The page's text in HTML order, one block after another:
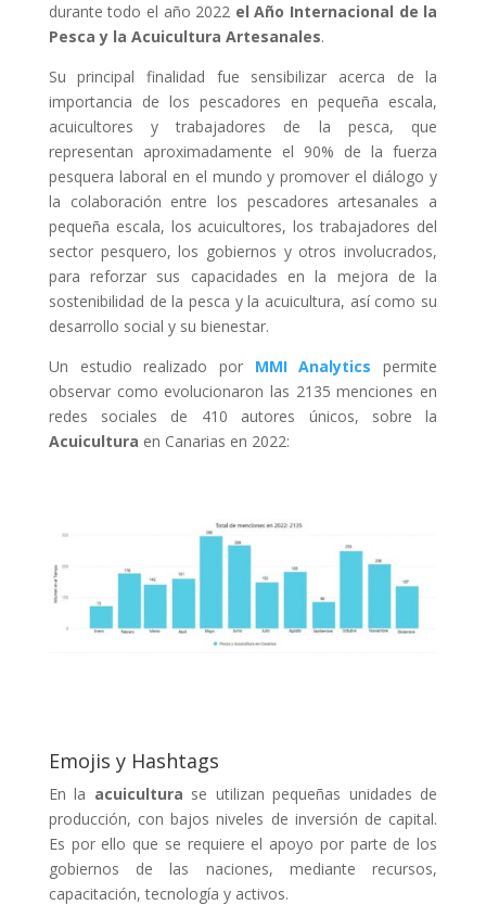
durante todo el año 2022 el Año Internacional de la
Pesca y la Acuicultura Artesanales.
Su principal finalidad fue sensibilizar acerca de la
importancia de los pescadores en pequeña escala,
acuicultores y trabajadores de la pesca, que
representan aproximadamente el 90% de la fuerza
pesquera laboral en el mundo y promover el diálogo y
la colaboración entre los pescadores artesanales a
pequeña escala, los acuicultores, los trabajadores del
sector pesquero, los gobiernos y otros involucrados,
para reforzar sus capacidades en la mejora de la
sostenibilidad de la pesca y la acuicultura, así como su
desarrollo social y su bienestar.
Un estudio realizado por MMI Analytics permite
observar como evolucionaron las 2135 menciones en
redes sociales de 410 autores únicos, sobre la
Acuicultura en Canarias en 2022:
Emojis y Hashtags
En la acuicultura se utilizan pequeñas unidades de
producción, con bajos niveles de inversión de capital.
Es por ello que se requiere el apoyo por parte de los
gobiernos de las naciones, mediante recursos,
capacitación, tecnología y activos.